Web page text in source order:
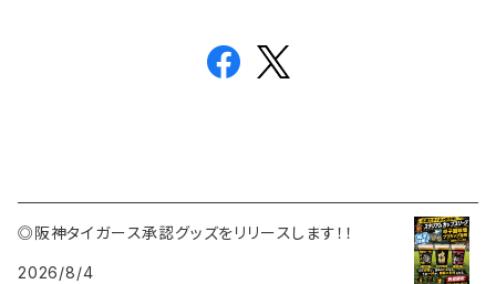
◎阪神タイガース承認グッズをリリースします！！
2026/8/4